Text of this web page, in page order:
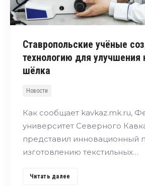
Ставропольские учёные
технологию для улучшения
шёлка
Новости
Как сообщает kavkaz.mk.ru,
университет Северного
представил инновационный
изготовлению текстильных…
Читать далее